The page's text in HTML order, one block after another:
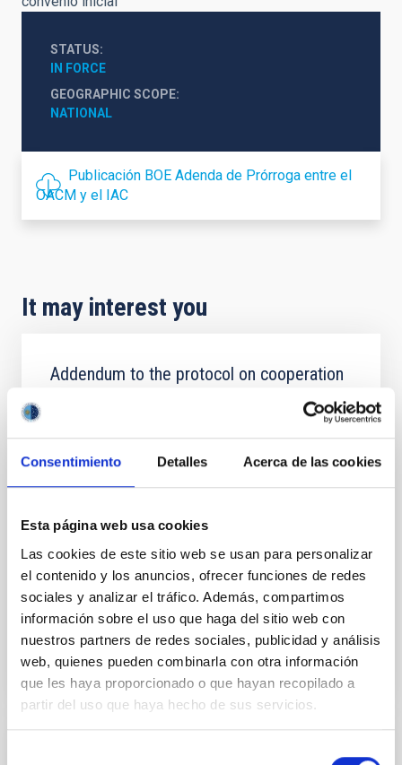
Consentimiento Detalles Acerca de las cookies
Esta página web usa cookies
Las cookies de este sitio web se usan para personalizar
el contenido y los anuncios, ofrecer funciones de redes
sociales y analizar el tráfico. Además, compartimos
información sobre el uso que haga del sitio web con
nuestros partners de redes sociales, publicidad y análisis
web, quienes pueden combinarla con otra información
que les haya proporcionado o que hayan recopilado a
partir del uso que haya hecho de sus servicios.
STATUS
IN FORCE
GEOGRAPHIC SCOPE
NATIONAL
Publicación BOE Adenda de Prórroga entre el
OACM y el IAC
It may interest you
Addendum to the protocol on cooperation
in astrophysical research between the
governments of the Kingdom of Spain, the
Kingdom of Denmark, the United Kingdom
of Great Britain and northern Ireland and
the Kingdom of Sweden
In view of the request by the Federal Republic of
astrophysical research and the protocol between the
governments of the Kingdom of Spain, the Kingdom
In force
Modificación nº 1 a la Carta Acuerdo sobre